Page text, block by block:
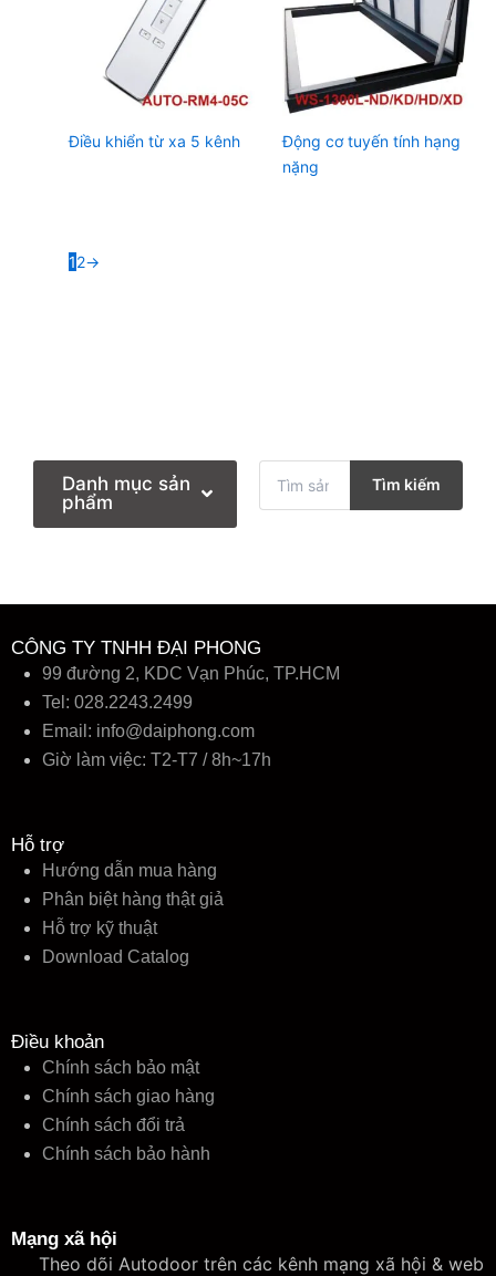
m
m
Tìm kiếm
Danh mục sản
phẩm
Điều khiển từ xa 5 kênh
Động cơ tuyến tính hạng
nặng
12→
CÔNG TY TNHH ĐẠI PHONG
99 đường 2, KDC Vạn Phúc, TP.HCM
Tel: 028.2243.2499
Email: info@daiphong.com
Giờ làm việc: T2-T7 / 8h~17h
Hỗ trợ
Hướng dẫn mua hàng
Phân biệt hàng thật giả
Hỗ trợ kỹ thuật
Download Catalog
Điều khoản
Chính sách bảo mật
Chính sách giao hàng
Chính sách đổi trả
Chính sách bảo hành
Mạng xã hội
Theo dõi Autodoor trên các kênh mạng xã hội & web